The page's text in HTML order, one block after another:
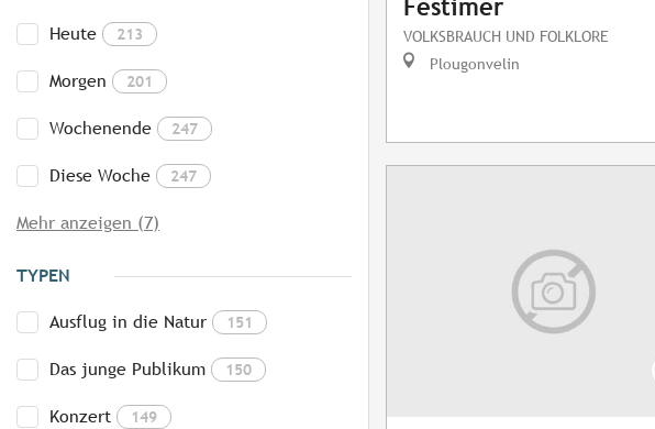
Heute 213
Morgen 201
Wochenende 247
Diese Woche 247
Mehr anzeigen (7)
TYPEN
Ausflug in die Natur 151
Das junge Publikum 150
Konzert 149
Festimer
VOLKSBRAUCH UND FOLKLORE
Plougonvelin